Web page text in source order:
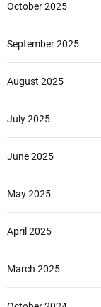
October 2025
September 2025
August 2025
July 2025
June 2025
May 2025
April 2025
March 2025